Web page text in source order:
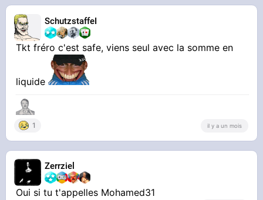
SchutzstaffeI
Tkt fréro c'est safe, viens seul avec la somme en
liquide
1 il y a un mois
Zerrziel
Oui si tu t'appelles Mohamed31